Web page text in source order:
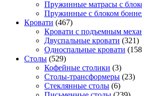
Пружинные матрасы с
Пружинные с блоком
Кровати (467)
Кровати с подъемным
Двуспальные кровати (321)
Односпальные кровати
Столы (529)
Кофейные столики (3)
Столы-трансформеры (23)
Стеклянные столы (6)